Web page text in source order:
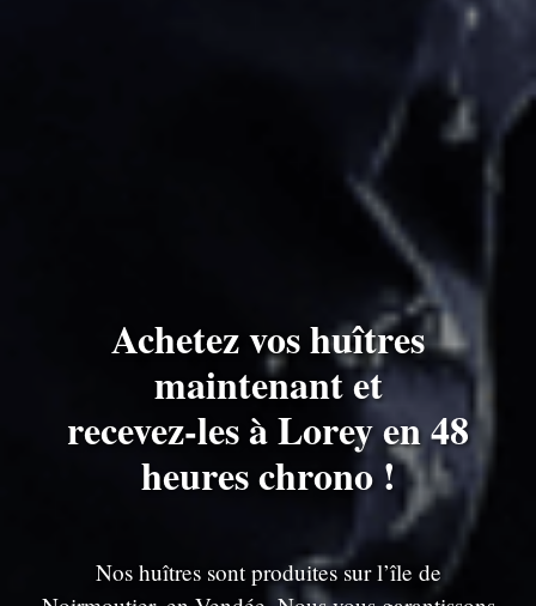
Achetez vos huîtres
maintenant et
recevez-les à Lorey en 48
heures chrono !
Nos huîtres sont produites sur l’île de